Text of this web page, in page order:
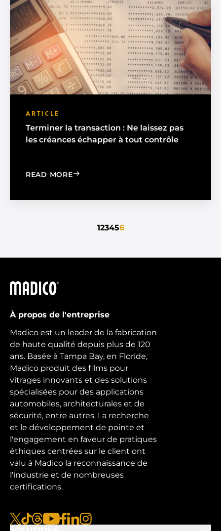
ARTICLE
Terminer la transaction : Ne laissez pas
les créances échapper à tout contrôle
READ MORE: COMPLETING THE TRANSACTION:
123456
Madico
À propos de l'entreprise
Madico est un leader de la fabrication
de haute qualité depuis plus de 120
ans. Basée à Tampa Bay, en Floride,
Madico produit des films pour
vitrages innovants et des solutions
spécialisées pour des applications
automobiles, architecturales et de
sécurité, entre autres. La recherche
et le développement de pointe et
l'engagement en faveur de pratiques
éthiques centrées sur le client ont
valu à Madico la reconnaissance de
l'industrie et de nombreuses
certifications.